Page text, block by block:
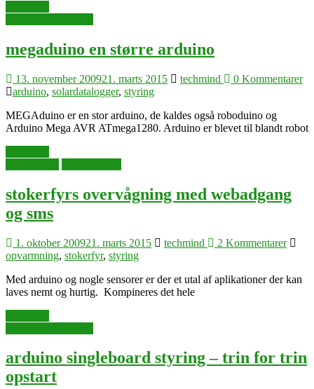
megaduino en større arduino
13. november 200921. marts 2015 techmind
0 Kommentarer
arduino, solardatalogger, styring
MEGAduino er en stor arduino, de kaldes også roboduino og
Arduino Mega AVR ATmega1280. Arduino er blevet til blandt robot
stokerfyrs overvågning med webadgang
og sms
1. oktober 200921. marts 2015 techmind
2 Kommentarer
opvarmning, stokerfyr, styring
Med arduino og nogle sensorer er der et utal af aplikationer der kan
laves nemt og hurtig. Kompineres det hele
arduino singleboard styring – trin for trin
opstart